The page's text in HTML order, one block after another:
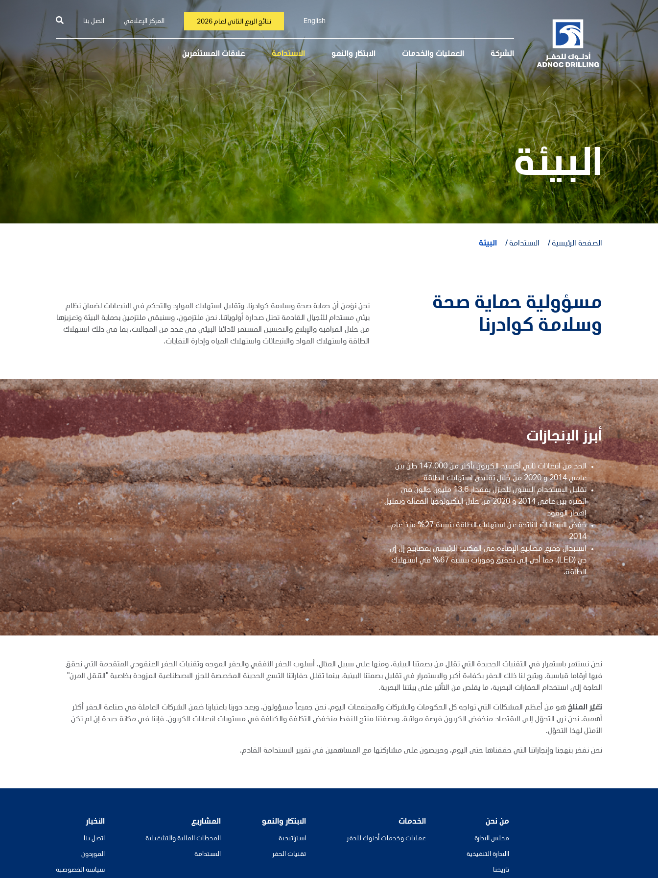
English نتائج الربع الثاني لعام 2026 المركز الإعلامي اتصل بنا
الشركة العمليات والخدمات الابتكار والنمو الاستدامة علاقات المستثمرين
البيئة
الصفحة الرئيسية الاستدامة البيئة
مسؤولية حماية صحة
وسلامة كوادرنا
نحن نؤمن أن حماية صحة وسلامة كوادرنا، وتقليل استهلاك الموارد والتحكم في الانبعاثات لضمان نظام
بيئي مستدام للأجيال القادمة تحتل صدارة أولوياتنا. نحن ملتزمون، وسنبقى ملتزمين بحماية البيئة وتعزيزها
من خلال المراقبة والإبلاغ والتحسين المستمر لأدائنا البيئي في عدد من المجالات، بما في ذلك استهلاك
الطاقة واستهلاك المواد والانبعاثات واستهلاك المياه وإدارة النفايات.
أبرز الإنجازات
الحد من انبعاثات ثاني أكسيد الكربون بأكثر من 147,000 طن بين
عامي 2014 و 2020 من خلال تقليص استهلاك الطاقة
تقليل الاستخدام السنوي للديزل بمقدار 13.6 مليون جالون في
الفترة بين عامي 2014 و 2020 من خلال التكنولوجيا الفعالة وتقليل
إهدار الوقود
خفض الانبعاثات الناتجة عن استهلاك الطاقة بنسبة 27% منذ عام
2014
استبدال جميع مصابيح الإضاءة في المكتب الرئيسي بمصابيح إل إي
دي (LED)، مما أدى إلى تحقيق وفورات بنسبة 67% في استهلاك
الطاقة.
نحن نستثمر باستمرار في التقنيات الجديدة التي تقلل من بصمتنا البيئية، ومنها على سبيل المثال، أسلوب الحفر الأفقي والحفر الموجه وتقنيات الحفر العنقودي المتقدمة التي نحقق
فيها أرقاماً قياسية. ويتيح لنا ذلك الحفر بكفاءة أكبر والاستمرار في تقليل بصمتنا البيئية، بينما تقلل حفاراتنا التسع الحديثة المخصصة للجزر الاصطناعية المزودة بخاصية "التنقل المرن"
الحاجة إلى استخدام الحفارات البحرية، ما يقلص من التأثير على بيئتنا البحرية.
تغيّر المناخ هو من أعظم المشكلات التي تواجه كل الحكومات والشركات والمجتمعات اليوم. نحن جميعاً مسؤولون، ويعد دورنا باعتبارنا ضمن الشركات العاملة في صناعة الحفر أكثر
أهمية. نحن نرى التحوّل إلى الاقتصاد منخفض الكربون فرصة مواتية، وبصفتنا منتج للنفط منخفض التكلفة والكثافة في مستويات انبعاثات الكربون، فإننا في مكانة جيدة إن لم تكن
الأمثل لهذا التحوّل.
نحن نفخر بنهجنا وإنجازاتنا التي حققناها حتى اليوم، وحريصون على مشاركتها مع المساهمين في تقرير الاستدامة القادم.
من نحن
مجلس الادارة
االادارة التنفيذية
تاريخنا
الخدمات
عمليات وخدمات أدنوك للحفر
الابتكار والنمو
استراتيجية
تقنيات الحفر
المشاريع
المحطات المالية والتشغيلية
الاستدامة
الأخبار
اتصل بنا
الموردون
سياسة الخصوصية